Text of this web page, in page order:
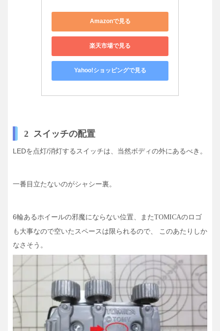
Amazonで見る
楽天市場で見る
Yahoo!ショッピングで見る
2 スイッチの配置
LEDを点灯/消灯するスイッチは、当然ボディの外にあるべき。
一番目立たないのがシャシー裏。
6輪あるホイールの邪魔にならない位置、またTOMICAのロゴ
も大事なので空いたスペースは限られるので、 このあたりしか
なさそう。